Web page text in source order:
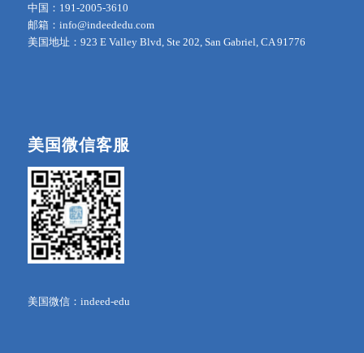
中国：191-2005-3610
邮箱：info@indeededu.com
美国地址：923 E Valley Blvd, Ste 202, San Gabriel, CA 91776
美国微信客服
美国微信：indeed-edu